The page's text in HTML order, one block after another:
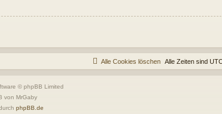
Alle Zeiten sind
Alle Cookies löschen
© phpBB Limited
von MrGaby
phpBB.de